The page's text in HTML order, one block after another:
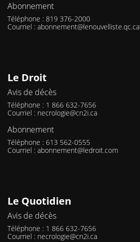
Abonnement
Téléphone : 819 376-2000
Courriel : abonnement@lenouvelliste.qc.ca
Le Droit
Avis de décès
Téléphone : 1 866 632-7656
Courriel : necrologie@cn2i.ca
Abonnement
Téléphone : 613 562-0555
Courriel : abonnement@ledroit.com
Le Quotidien
Avis de décès
Téléphone : 1 866 632-7656
Courriel : necrologie@cn2i.ca